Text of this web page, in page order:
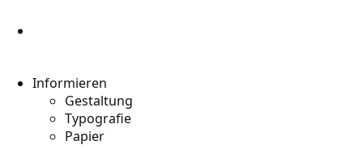
Informieren
Gestaltung
Typografie
Papier